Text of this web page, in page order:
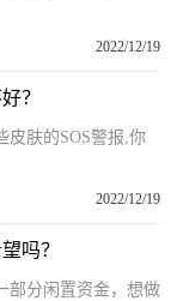
2022/12/19
？
肤的SOS警报,你
2022/12/19
吗？
部分闲置资金，想做